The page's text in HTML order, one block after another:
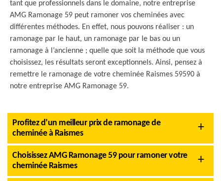
tant que professionnels dans le domaine, notre entreprise
AMG Ramonage 59 peut ramoner vos cheminées avec
différentes méthodes. En effet, nous pouvons réaliser : un
ramonage par le haut, un ramonage par le bas ou un
ramonage à l’ancienne ; quelle que soit la méthode que vous
choisissez, les résultats seront exceptionnels. Ainsi, pensez à
remettre le ramonage de votre cheminée Raismes 59590 à
notre entreprise AMG Ramonage 59.
Profitez d’un meilleur prix de ramonage de
cheminée à Raismes
Choisissez AMG Ramonage 59 pour ramoner votre
cheminée Raismes